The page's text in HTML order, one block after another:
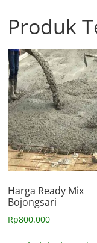
Produk
Harga Ready Mix
Bojongsari
Rp800.000